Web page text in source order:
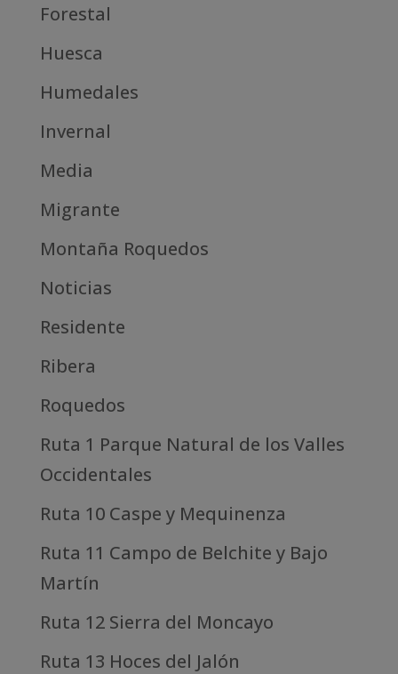
Forestal
Huesca
Humedales
Invernal
Media
Migrante
Montaña Roquedos
Noticias
Residente
Ribera
Roquedos
Ruta 1 Parque Natural de los Valles
Occidentales
Ruta 10 Caspe y Mequinenza
Ruta 11 Campo de Belchite y Bajo
Martín
Ruta 12 Sierra del Moncayo
Ruta 13 Hoces del Jalón